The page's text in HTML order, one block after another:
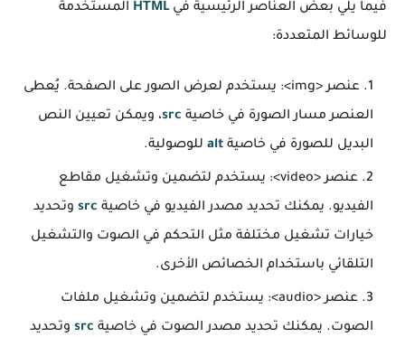
فيما يلي بعض العناصر الرئيسية فيHTML المستخدمة
للوسائط المتعددة:
عنصر<img>
: يستخدم لعرض الصور على الصفحة. يُعطى
العنصر مسار الصورة في خاصية src، ويمكن تعيين النص
البديل للصورة في خاصية alt للوصولية.
عنصر<video>
: يستخدم لتضمين وتشغيل مقاطع
الفيديو. يمكنك تحديد مصدر الفيديو في خاصية src وتحديد
خيارات تشغيل مختلفة مثل التحكم في الصوت والتشغيل
التلقائي باستخدام الخصائص الأخرى.
عنصر<audio>
: يستخدم لتضمين وتشغيل ملفات
الصوت. يمكنك تحديد مصدر الصوت في خاصية src وتحديد